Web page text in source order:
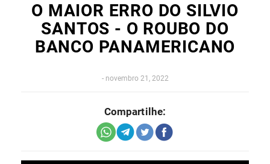
O MAIOR ERRO DO SILVIO
SANTOS - O ROUBO DO
BANCO PANAMERICANO
- novembro 21, 2022
Compartilhe: